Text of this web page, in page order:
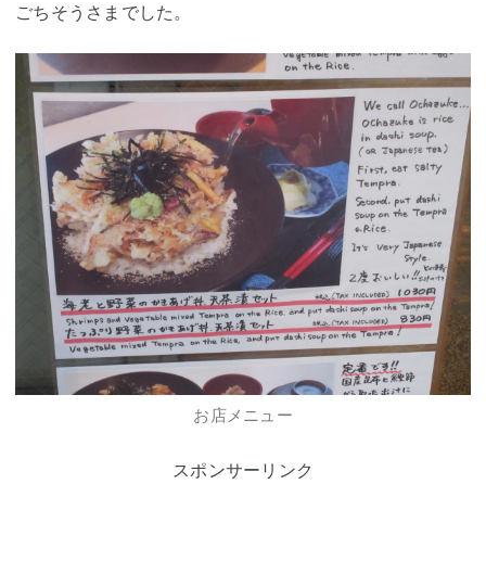
ごちそうさまでした。
お店メニュー
スポンサーリンク